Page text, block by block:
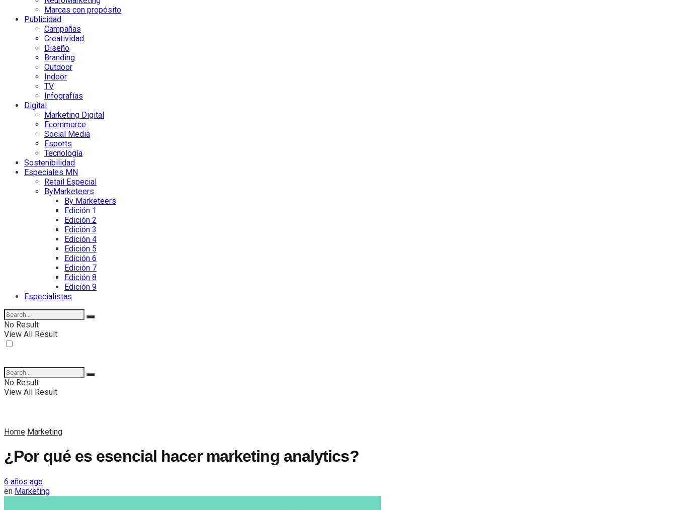
Marcas con propósito
Publicidad
Campañas
Creatividad
Diseño
Branding
Outdoor
Indoor
TV
Infografías
Digital
Marketing Digital
Ecommerce
Social Media
Esports
Tecnología
Sostenibilidad
Especiales MN
Retail Especial
ByMarketeers
By Marketeers
Edición 1
Edición 2
Edición 3
Edición 4
Edición 5
Edición 6
Edición 7
Edición 8
Edición 9
Especialistas
No Result
View All Result
No Result
View All Result
Home Marketing
¿Por qué es esencial hacer marketing analytics?
6 años ago
en Marketing